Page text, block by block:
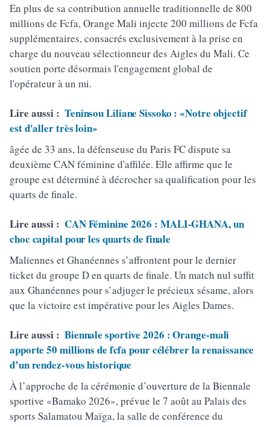
En plus de sa contribution annuelle traditionnelle de 800
millions de Fcfa, Orange Mali injecte 200 millions de Fcfa
supplémentaires, consacrés exclusivement à la prise en
charge du nouveau sélectionneur des Aigles du Mali. Ce
soutien porte désormais l'engagement global de
l'opérateur à un mi.
Lire aussi : Teninsou Liliane Sissoko : «Notre objectif
est d'aller très loin»
âgée de 33 ans, la défenseuse du Paris FC dispute sa
deuxième CAN féminine d'affilée. Elle affirme que le
groupe est déterminé à décrocher sa qualification pour les
quarts de finale.
Lire aussi : CAN Féminine 2026 : MALI-GHANA, un
choc capital pour les quarts de finale
Maliennes et Ghanéennes s’affrontent pour le dernier
ticket du groupe D en quarts de finale. Un match nul suffit
aux Ghanéennes pour s’adjuger le précieux sésame, alors
que la victoire est impérative pour les Aigles Dames.
Lire aussi : Biennale sportive 2026 : Orange-mali
apporte 50 millions de fcfa pour célébrer la renaissance
d’un rendez-vous historique
À l’approche de la cérémonie d’ouverture de la Biennale
sportive «Bamako 2026», prévue le 7 août au Palais des
sports Salamatou Maïga, la salle de conférence du